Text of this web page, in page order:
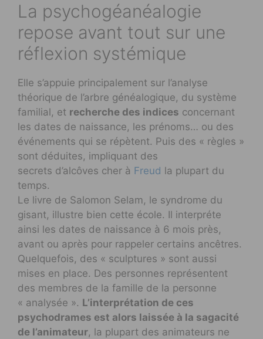
La psychogéanéalogie
repose avant tout sur une
réflexion systémique
Elle s’appuie principalement sur l’analyse
théorique de l’arbre généalogique, du système
familial, et recherche des indices concernant
les dates de naissance, les prénoms… ou des
événements qui se répètent. Puis des « règles »
sont déduites, impliquant des
secrets d’alcôves cher à Freud la plupart du
temps.
Le livre de Salomon Selam, le syndrome du
gisant, illustre bien cette école. Il interpréte
ainsi les dates de naissance à 6 mois près,
avant ou après pour rappeler certains ancêtres.
Quelquefois, des « sculptures » sont aussi
mises en place. Des personnes représentent
des membres de la famille de la personne
« analysée ». L’interprétation de ces
psychodrames est alors laissée à la sagacité
de l’animateur, la plupart des animateurs ne